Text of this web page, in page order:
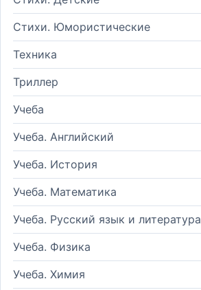
Стихи. Юмористические
Техника
Триллер
Учеба
Учеба. Английский
Учеба. История
Учеба. Математика
Учеба. Русский язык и литература
Учеба. Физика
Учеба. Химия